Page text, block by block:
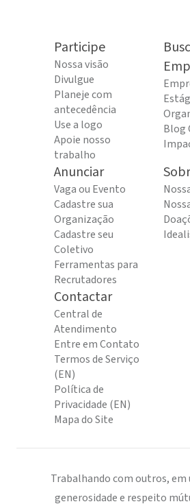
Participe
Nossa visão
Divulgue
Planeje com
antecedência
Use a logo
Apoie nosso
trabalho
Blog
Anunciar
Vaga ou Evento
Cadastre sua
Organização
Cadastre seu
Coletivo
Ferramentas para
Recrutadores
Contactar
Central de
Atendimento
Entre em Contato
Termos de Serviço
(EN)
Política de
Privacidade (EN)
Mapa do Site
Trabalhando com outros, em
generosidade e respeito